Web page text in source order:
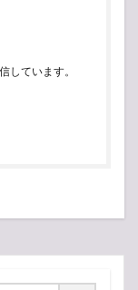
しています。